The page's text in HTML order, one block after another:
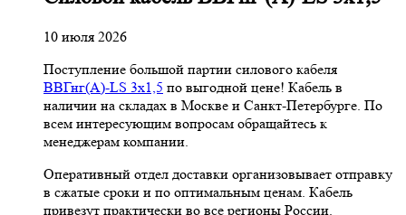
10 июля 2026
Поступление большой партии силового кабеля
ВВГнг(A)-LS 3х1,5 по выгодной цене! Кабель в
наличии на складах в Москве и Санкт-Петербурге. По
всем интересующим вопросам обращайтесь к
менеджерам компании.
Оперативный отдел доставки организовывает отправку
в сжатые сроки и по оптимальным ценам. Кабель
привезут практически во все регионы России.